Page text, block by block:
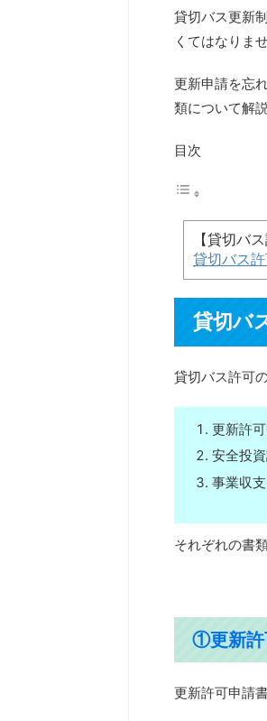
貸切バス更新
くてはなりませ
更新申請を忘
類について解
目次
【貸切バ
貸切バス
貸切バ
貸切バス許可
更新許
安全投
事業収
それぞれの書
①更新許
更新許可申請